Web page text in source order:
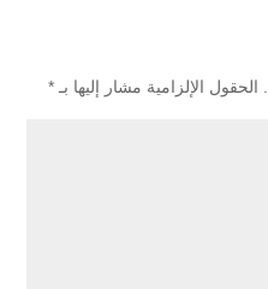
الحقول الإلزامية مشار إليها بـ *